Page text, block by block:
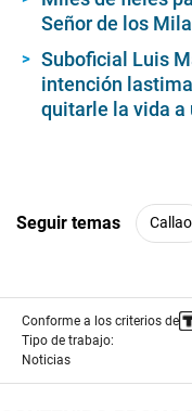
Señor de los
Suboficial Luis
intención
quitarle la vida a
Seguir temas Callao
Conforme a los criterios de
Tipo de trabajo:
Noticias